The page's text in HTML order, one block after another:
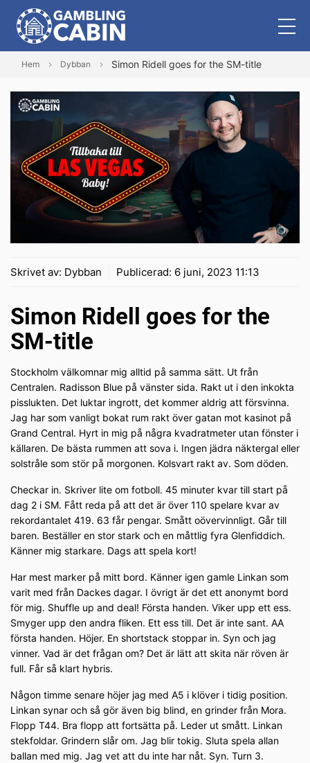
Hem Dybban Simon Ridell goes for the SM-title
Skrivet av: Dybban Publicerad: 6 juni, 2023 11:13
Simon Ridell goes for the
SM-title
Stockholm välkomnar mig alltid på samma sätt. Ut från
Centralen. Radisson Blue på vänster sida. Rakt ut i den inkokta
pisslukten. Det luktar ingrott, det kommer aldrig att försvinna.
Jag har som vanligt bokat rum rakt över gatan mot kasinot på
Grand Central. Hyrt in mig på några kvadratmeter utan fönster i
källaren. De bästa rummen att sova i. Ingen jädra näktergal eller
solstråle som stör på morgonen. Kolsvart rakt av. Som döden.
Checkar in. Skriver lite om fotboll. 45 minuter kvar till start på
dag 2 i SM. Fått reda på att det är över 110 spelare kvar av
rekordantalet 419. 63 får pengar. Smått oövervinnligt. Går till
baren. Beställer en stor stark och en måttlig fyra Glenfiddich.
Känner mig starkare. Dags att spela kort!
Har mest marker på mitt bord. Känner igen gamle Linkan som
varit med från Dackes dagar. I övrigt är det ett anonymt bord
för mig. Shuffle up and deal! Första handen. Viker upp ett ess.
Smyger upp den andra fliken. Ett ess till. Det är inte sant. AA
första handen. Höjer. En shortstack stoppar in. Syn och jag
vinner. Vad är det frågan om? Det är lätt att skita när röven är
full. Får så klart hybris.
Någon timme senare höjer jag med A5 i klöver i tidig position.
Linkan synar och så gör även big blind, en grinder från Mora.
Flopp T44. Bra flopp att fortsätta på. Leder ut smått. Linkan
stekfoldar. Grindern slår om. Jag blir tokig. Sluta spela allan
ballan med mig. Jag vet att du inte har nåt. Syn. Turn 3.